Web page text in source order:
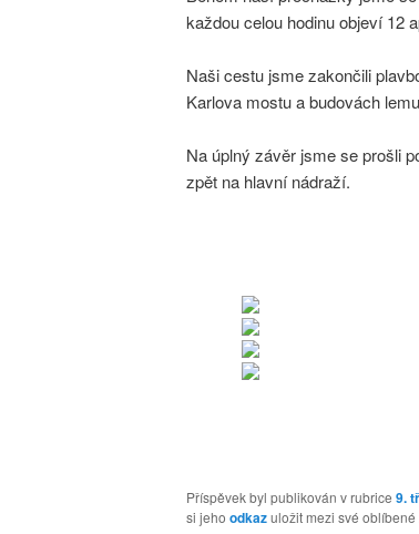
každou celou hodinu objeví 12
Naši cestu jsme zakončili
Karlova mostu a budovách
Na úplný závěr jsme se prošli
zpět na hlavní nádraží.
Příspěvek byl publikován v rubrice 9.
si jeho odkazuložit mezi své oblíbené